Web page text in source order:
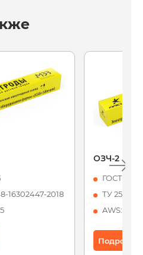
16302447-2018
ОЗЧ-2
ГОСТ
ТУ
AWS: